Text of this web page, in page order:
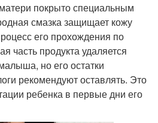
покрыто специальным
смазка защищает кожу
его прохождения по
часть продукта удаляется
но его остатки
рекомендуют оставлять. Это
ребенка в первые дни его